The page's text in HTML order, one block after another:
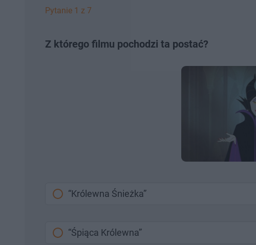
Pytanie 1 z 7
Z którego filmu pochodzi ta postać?
“Królewna Śnieżka”
“Śpiąca Królewna”